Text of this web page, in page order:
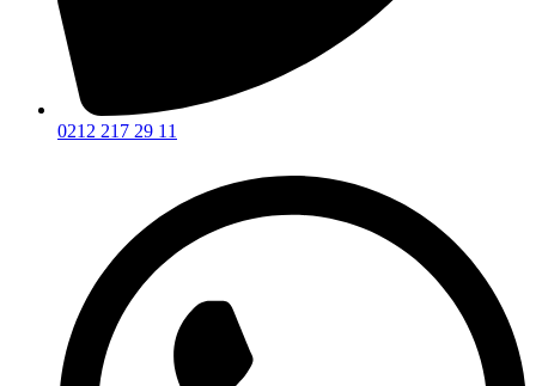
0212 217 29 11